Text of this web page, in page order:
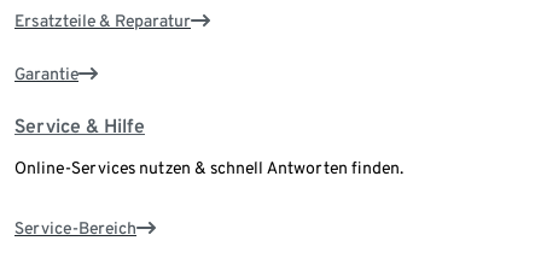
Ersatzteile & Reparatur
Garantie
Service & Hilfe
Online-Services nutzen & schnell Antworten finden.
Service-Bereich